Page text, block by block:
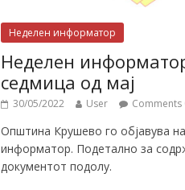
Неделен информатор
Неделен
седмица од мај
30/05/2022 User Comments
Општина Крушево го објавува
информатор. Подетално за
документот подолу.